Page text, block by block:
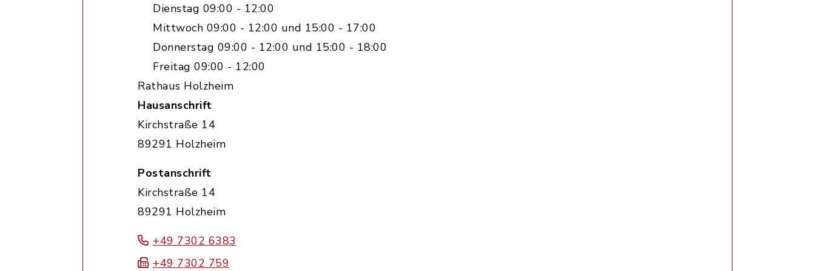
Dienstag 09:00 - 12:00
Mittwoch 09:00 - 12:00 und 15:00 - 17:00
Donnerstag 09:00 - 12:00 und 15:00 - 18:00
Freitag 09:00 - 12:00
Rathaus Holzheim
Hausanschrift
Kirchstraße 14
89291 Holzheim
Postanschrift
Kirchstraße 14
89291 Holzheim
+49 7302 6383
+49 7302 759